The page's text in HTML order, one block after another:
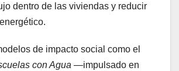
dentro de las viviendas y reducir
de impacto social como el
con Agua —impulsado en